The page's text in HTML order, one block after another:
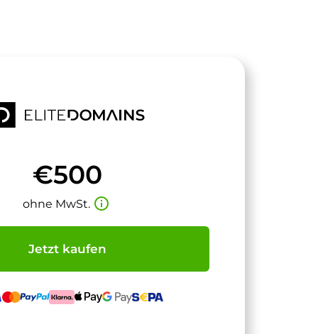
€500
ohne MwSt. info_outline
Jetzt kaufen